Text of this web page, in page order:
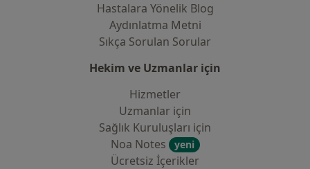
Hastalara Yönelik Blog
Aydınlatma Metni
Sıkça Sorulan Sorular
Hekim ve Uzmanlar için
Hizmetler
Uzmanlar için
Sağlık Kuruluşları için
Noa Notes
yeni
Ücretsiz İçerikler